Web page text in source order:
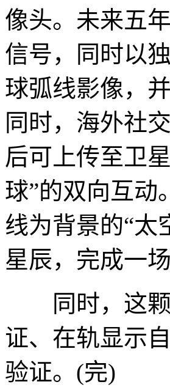
像头。未来五
信号，同时以
球弧线影像，
同时，海外社
后可上传至卫
球”的双向互动
线为背景的“太
星辰，完成一
同时，这颗
证、在轨显示
验证。(完)